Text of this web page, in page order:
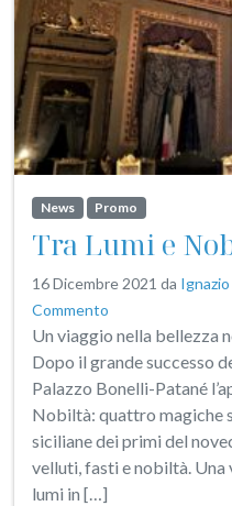
News Promo
Tra Lumi e
16 Dicembre 2021 da
Commento
Un viaggio nella bellezza
Dopo il grande successo
Palazzo Bonelli-Patané
Nobiltà: quattro magiche
siciliane dei primi del
velluti, fasti e nobiltà. Una
lumi in […]